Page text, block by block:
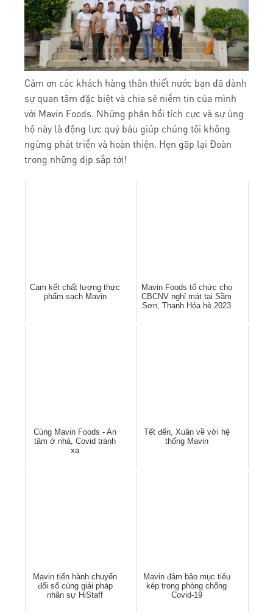
Cảm ơn các khách hàng thân thiết nước bạn đã dành
sự quan tâm đặc biệt và chia sẻ niềm tin của mình
với Mavin Foods. Những phản hồi tích cực và sự ủng
hộ này là động lực quý báu giúp chúng tôi không
ngừng phát triển và hoàn thiện. Hẹn gặp lại Đoàn
trong những dịp sắp tới!
Cam kết chất lượng thực
phẩm sạch Mavin
Mavin Foods tổ chức cho
CBCNV nghỉ mát tại Sầm
Sơn, Thanh Hóa hè 2023
Cùng Mavin Foods - An
tâm ở nhà, Covid tránh
xa
Tết đến, Xuân về với hệ
thống Mavin
Mavin tiến hành chuyển
đổi số cùng giải pháp
nhân sự HiStaff
Mavin đảm bảo mục tiêu
kép trong phòng chống
Covid-19